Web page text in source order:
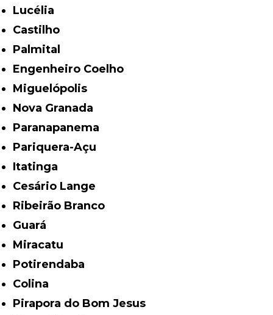
Lucélia
Castilho
Palmital
Engenheiro Coelho
Miguelópolis
Nova Granada
Paranapanema
Pariquera-Açu
Itatinga
Cesário Lange
Ribeirão Branco
Guará
Miracatu
Potirendaba
Colina
Pirapora do Bom Jesus